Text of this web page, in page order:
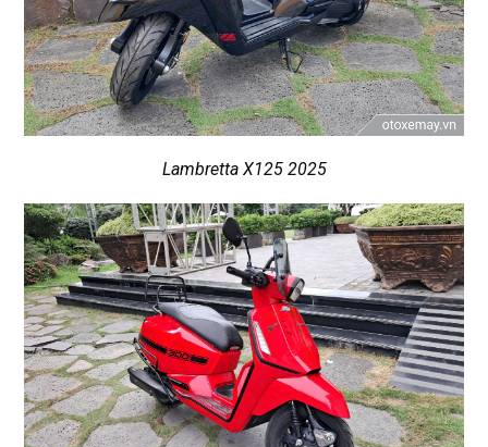
Lambretta X125 2025